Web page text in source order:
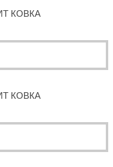
КОВКА
КОВКА